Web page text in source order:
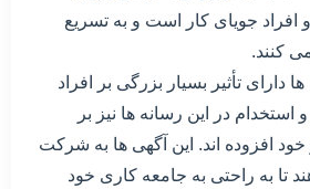
افراد جویای کار است و به تسریع
کنند.
دارای تأثیر بسیار بزرگی بر افراد
در این رسانه ها نیز بر
خود افزوده اند. این آگهی ها به شرکت
تا به راحتی به جامعه کاری خود